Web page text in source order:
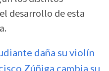
desarrollo de esta
daña su violín
Zúñiga cambia su